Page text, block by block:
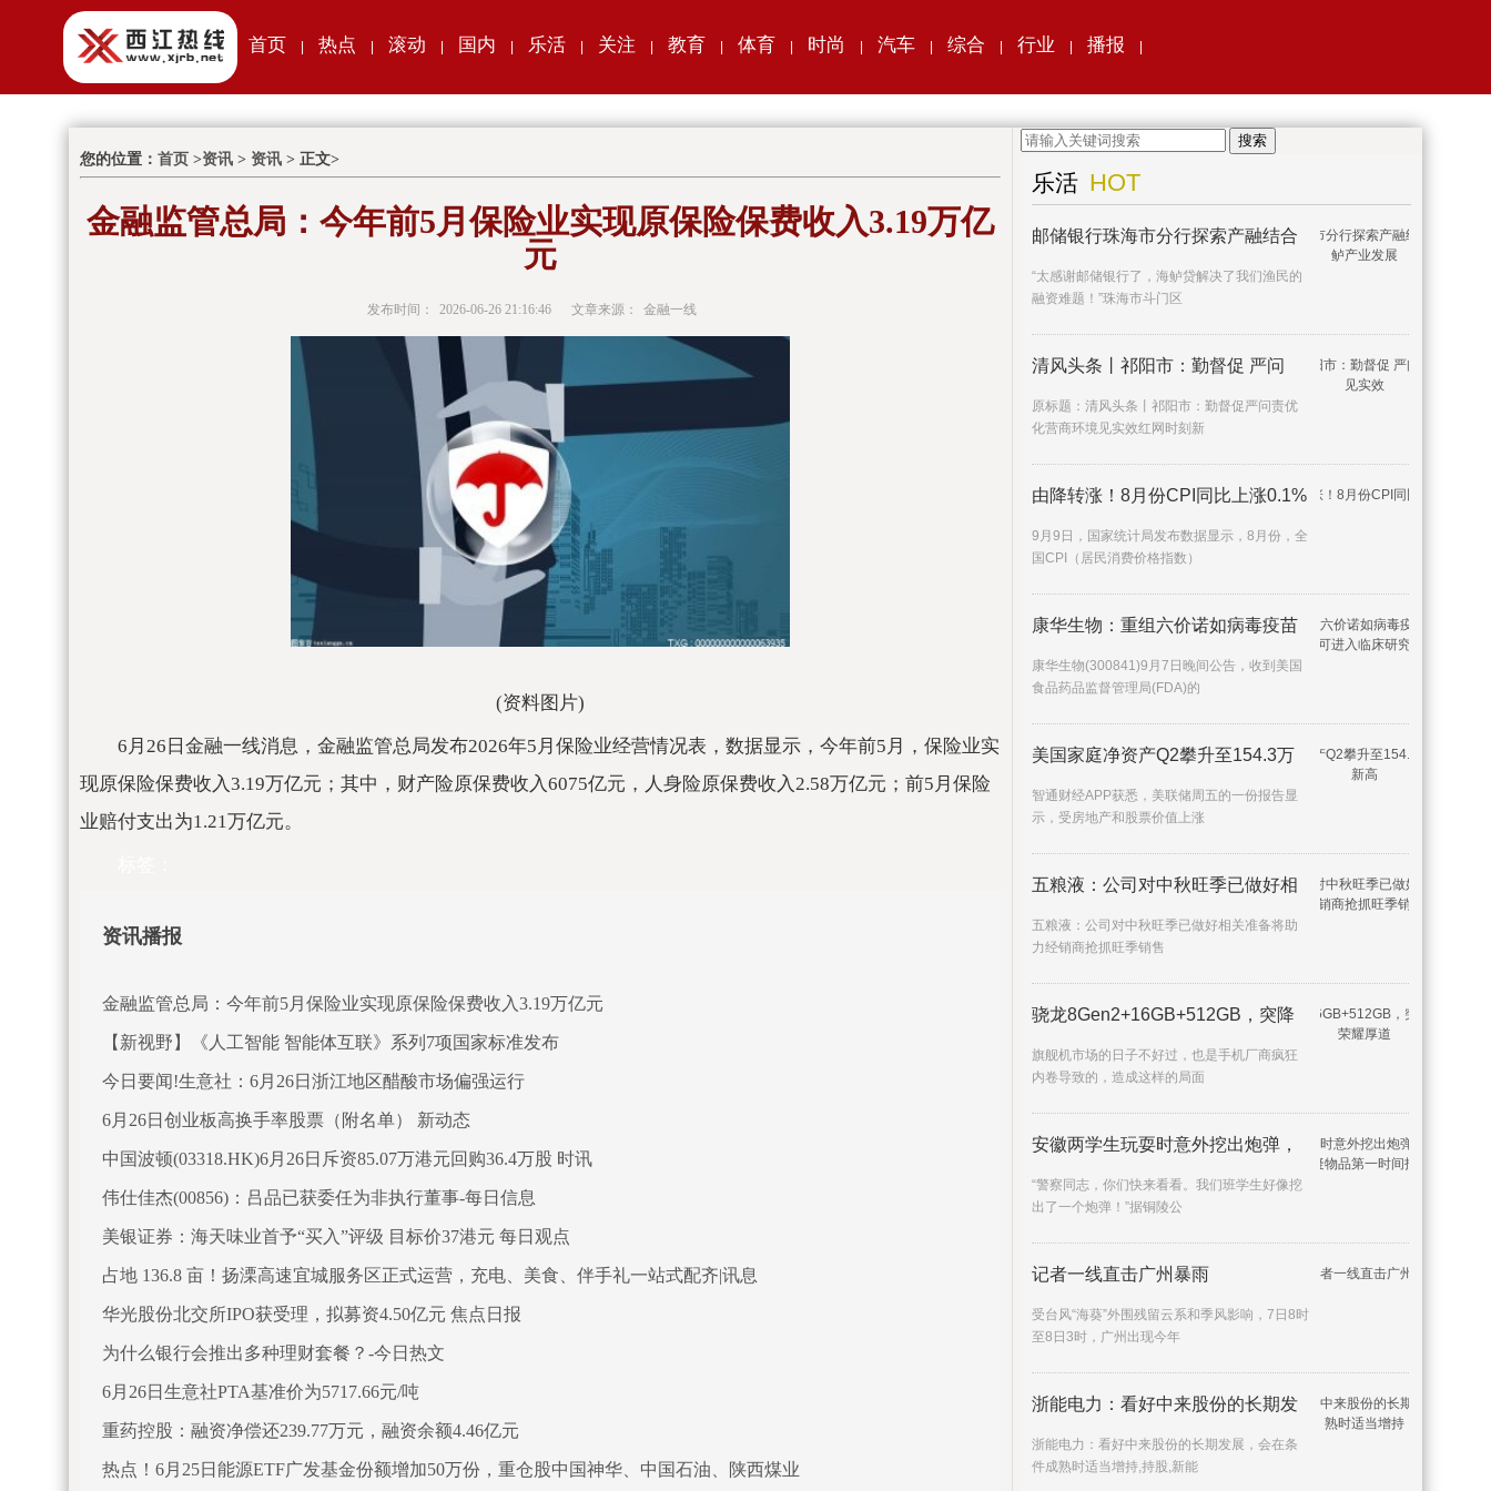
首页 热点 滚动 国内 乐活 关注 教育 体育 时尚 汽车 综合 行业 播报
您的位置： 首页 >资讯 > 资讯 > 正文>
金融监管总局：今年前5月保险业实现原保险保费收入3.19万亿
元
发布时间： 2026-06-26 21:16:46 文章来源： 金融一线
(资料图片)
6月26日金融一线消息，金融监管总局发布2026年5月保险业经营情况表，数据显示，今年前5月，保险业实
现原保险保费收入3.19万亿元；其中，财产险原保费收入6075亿元，人身险原保费收入2.58万亿元；前5月保险
业赔付支出为1.21万亿元。
资讯播报
金融监管总局：今年前5月保险业实现原保险保费收入3.19万亿元
【新视野】《人工智能 智能体互联》系列7项国家标准发布
今日要闻!生意社：6月26日浙江地区醋酸市场偏强运行
6月26日创业板高换手率股票（附名单） 新动态
中国波顿(03318.HK)6月26日斥资85.07万港元回购36.4万股 时讯
伟仕佳杰(00856)：吕品已获委任为非执行董事-每日信息
美银证券：海天味业首予“买入”评级 目标价37港元 每日观点
占地 136.8 亩！扬溧高速宜城服务区正式运营，充电、美食、伴手礼一站式配齐|讯息
华光股份北交所IPO获受理，拟募资4.50亿元 焦点日报
为什么银行会推出多种理财套餐？-今日热文
6月26日生意社PTA基准价为5717.66元/吨
重药控股：融资净偿还239.77万元，融资余额4.46亿元
热点！6月25日能源ETF广发基金份额增加50万份，重仓股中国神华、中国石油、陕西煤业
搜索
乐活 HOT
邮储银行珠海市分行探索产融结合
“太感谢邮储银行了，海鲈贷解决了我们渔民的
融资难题！”珠海市斗门区
清风头条丨祁阳市：勤督促 严问
原标题：清风头条丨祁阳市：勤督促严问责优
化营商环境见实效红网时刻新
由降转涨！8月份CPI同比上涨0.1%
9月9日，国家统计局发布数据显示，8月份，全
国CPI（居民消费价格指数）
康华生物：重组六价诺如病毒疫苗
康华生物(300841)9月7日晚间公告，收到美国
食品药品监督管理局(FDA)的
美国家庭净资产Q2攀升至154.3万
智通财经APP获悉，美联储周五的一份报告显
示，受房地产和股票价值上涨
五粮液：公司对中秋旺季已做好相
五粮液：公司对中秋旺季已做好相关准备将助
力经销商抢抓旺季销售
骁龙8Gen2+16GB+512GB，突降
旗舰机市场的日子不好过，也是手机厂商疯狂
内卷导致的，造成这样的局面
安徽两学生玩耍时意外挖出炮弹，
“警察同志，你们快来看看。我们班学生好像挖
出了一个炮弹！”据铜陵公
记者一线直击广州暴雨
受台风“海葵”外围残留云系和季风影响，7日8时
至8日3时，广州出现今年
浙能电力：看好中来股份的长期发
浙能电力：看好中来股份的长期发展，会在条
件成熟时适当增持,持股,新能